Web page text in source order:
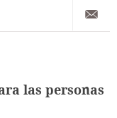
las personas